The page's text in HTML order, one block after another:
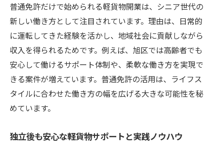
普通免許だけで始められる軽貨物開業は、シニア世代の
新しい働き方として注目されています。理由は、日常的
に運転してきた経験を活かし、地域社会に貢献しながら
収入を得られるためです。例えば、旭区では高齢者でも
安心して働けるサポート体制や、柔軟な働き方を実現で
きる案件が増えています。普通免許の活用は、ライフス
タイルに合わせた働き方の幅を広げる大きな可能性を秘
めています。
独立後も安心な軽貨物サポートと実践ノウハウ